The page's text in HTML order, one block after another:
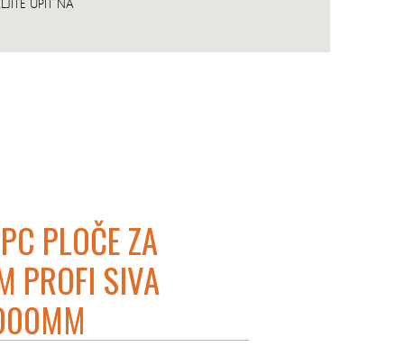
UPIT NA
PLOČE ZA
PROFI SIVA